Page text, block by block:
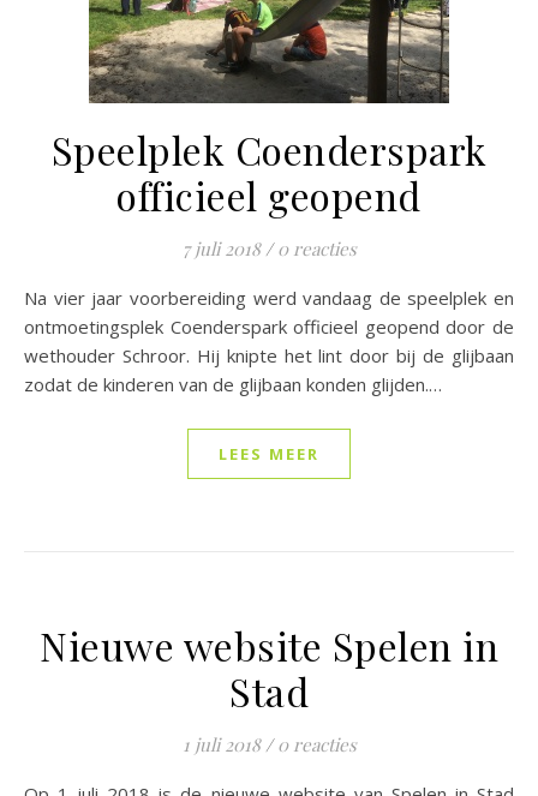
Speelplek Coenderspark
officieel geopend
7 juli 2018 / 0 reacties
Na vier jaar voorbereiding werd vandaag de speelplek en
ontmoetingsplek Coenderspark officieel geopend door de
wethouder Schroor. Hij knipte het lint door bij de glijbaan
zodat de kinderen van de glijbaan konden glijden.…
LEES MEER
Nieuwe website Spelen in
Stad
1 juli 2018 / 0 reacties